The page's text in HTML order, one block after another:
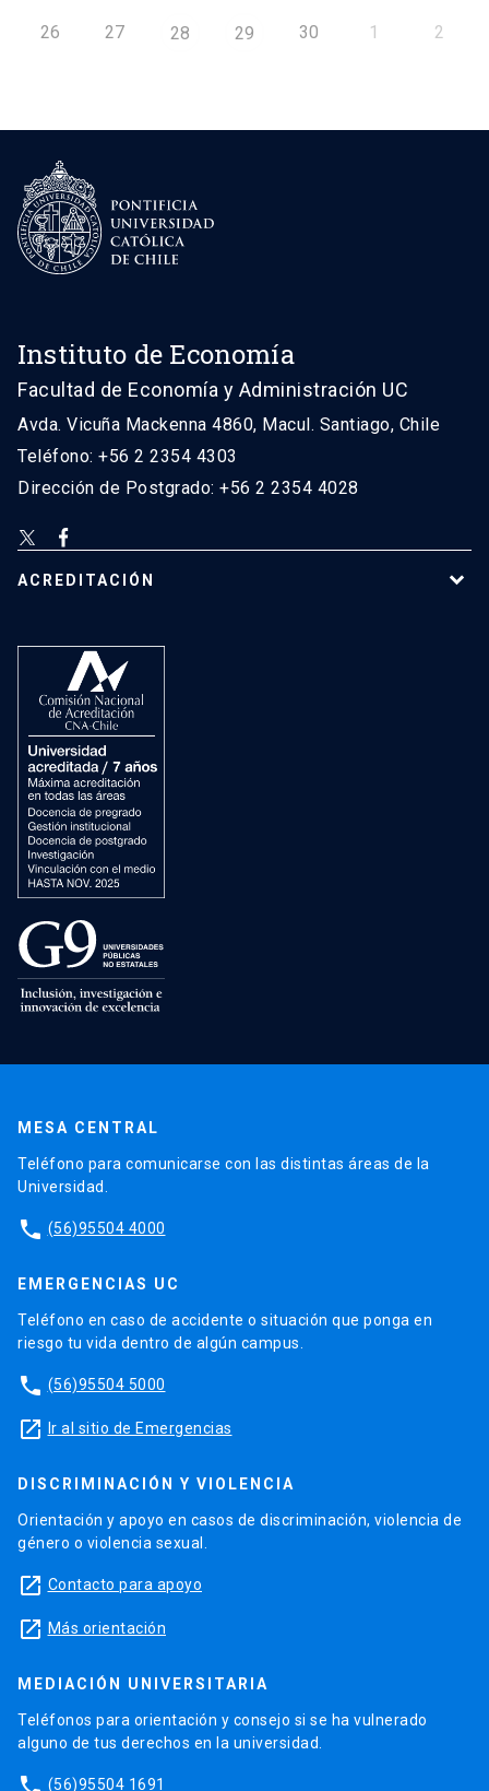
26 27 28 29 30 1 2
Instituto de Economía
Facultad de Economía y Administración UC
Avda. Vicuña Mackenna 4860, Macul. Santiago, Chile
Teléfono: +56 2 2354 4303
Dirección de Postgrado: +56 2 2354 4028
ACREDITACIÓN
MESA CENTRAL
Teléfono para comunicarse con las distintas áreas de la
Universidad.
phone (56)95504 4000
EMERGENCIAS UC
Teléfono en caso de accidente o situación que ponga en
riesgo tu vida dentro de algún campus.
phone (56)95504 5000
launch Ir al sitio de Emergencias
DISCRIMINACIÓN Y VIOLENCIA
Orientación y apoyo en casos de discriminación, violencia de
género o violencia sexual.
launch Contacto para apoyo
launch Más orientación
MEDIACIÓN UNIVERSITARIA
Teléfonos para orientación y consejo si se ha vulnerado
alguno de tus derechos en la universidad.
(56)95504 1691